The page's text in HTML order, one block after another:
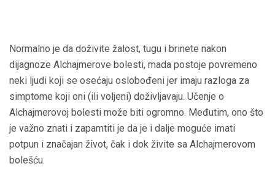
Normalno je da doživite žalost, tugu i brinete nakon
dijagnoze Alchajmerove bolesti, mada postoje povremeno
neki ljudi koji se osećaju oslobođeni jer imaju razloga za
simptome koji oni (ili voljeni) doživljavaju. Učenje o
Alchajmerovoj bolesti može biti ogromno. Međutim, ono što
je važno znati i zapamtiti je da je i dalje moguće imati
potpun i značajan život, čak i dok živite sa Alchajmerovom
bolešću.